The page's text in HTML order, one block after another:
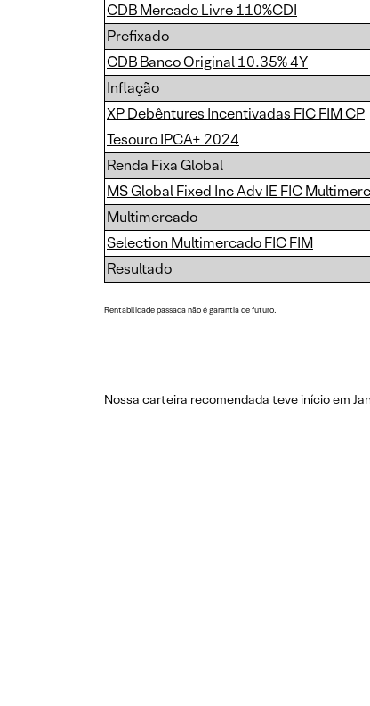
CDB Mercado Livre 110%CDI
Prefixado
CDB Banco Original 10.35% 4Y
Inflação
XP Debêntures Incentivadas FIC FIM CP
Tesouro IPCA+ 2024
Renda Fixa Global
MS Global Fixed Inc Adv IE FIC
Multimercado
Selection Multimercado FIC FIM
Resultado
Rentabilidade passada não é garantia de futuro.
Nossa carteira recomendada teve início em